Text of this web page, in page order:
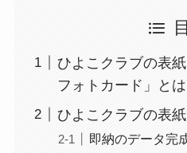
ひよこクラブの表
フォトカード」とは
ひよこクラブの表
即納のデータ完